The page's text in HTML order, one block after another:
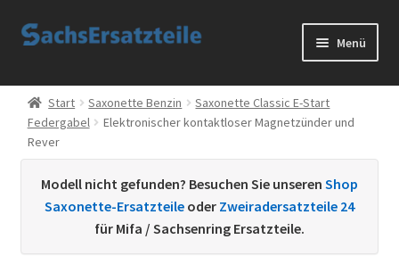
Zur
Zum
Menü
Start
AGB
Datenschutzerklärung
Start Saxonette Benzin
Saxonette Classic E-Start
Federgabel
Elektronischer kontaktloser Magnetzünder und
Rever
Modell nicht gefunden? Besuchen Sie unseren Shop
Saxonette-Ersatzteile oder Zweiradersatzteile 24
für Mifa / Sachsenring Ersatzteile.